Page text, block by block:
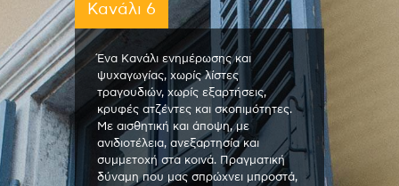
Κανάλι 6
Ένα Κανάλι ενημέρωσης και
ψυχαγωγίας, χωρίς λίστες
τραγουδιών, χωρίς εξαρτήσεις,
κρυφές ατζέντες και σκοπιμότητες.
Με αισθητική και άποψη, με
ανιδιοτέλεια, ανεξαρτησία και
συμμετοχή στα κοινά. Πραγματική
δύναμη που μας σπρώχνει μπροστά,